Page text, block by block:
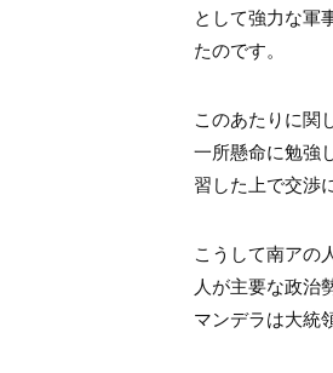
として強力な軍
たのです。
このあたりに関
一所懸命に勉強
習した上で交渉
こうして南アの
人が主要な政治
マンデラは大統